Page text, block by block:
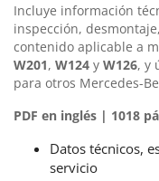
Incluye información
inspección,
contenido aplicable a
W201, W124 y W126, y
para otros Mercedes-
PDF en inglés | 1018
Datos técnicos,
servicio